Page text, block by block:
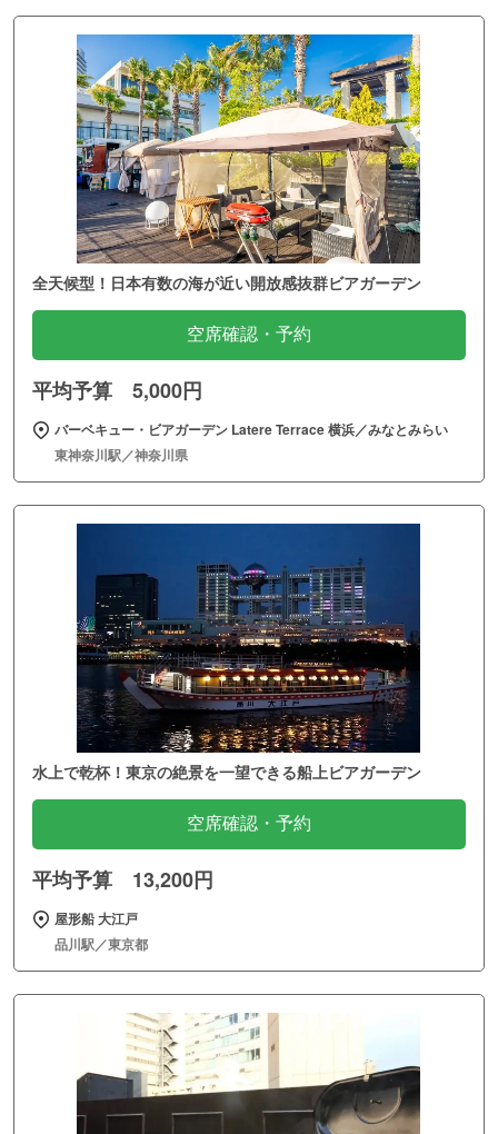
全天候型！日本有数の海が近い開放感抜群ビアガーデン
空席確認・予約
平均予算 5,000円
バーベキュー・ビアガーデン Latere Terrace 横浜／みなとみらい
東神奈川駅／神奈川県
水上で乾杯！東京の絶景を一望できる船上ビアガーデン
空席確認・予約
平均予算 13,200円
屋形船 大江戸
品川駅／東京都